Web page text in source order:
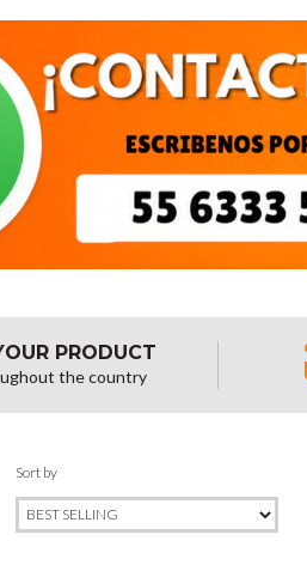
PRODUCT
the country
Sort by